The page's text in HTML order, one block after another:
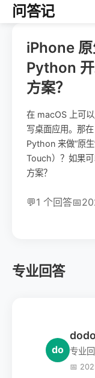
问答记
iPhone
Python
方案？
在 macOS 上可
写桌面应用。那
Python 来做“原
Touch）？如果
方案？
💬1 个回答📅
专业回答
do
dodo
专业
📅